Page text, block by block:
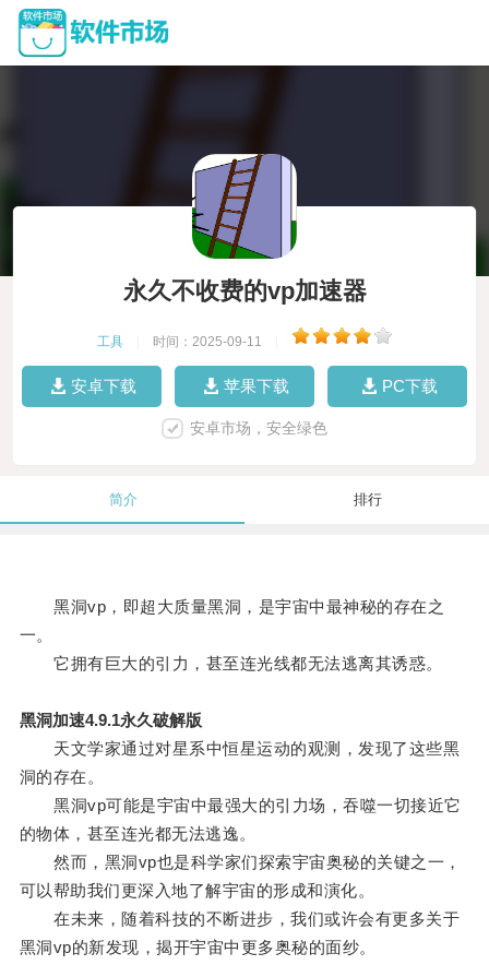
永久不收费的vp加速器
工具 时间：2025-09-11
安卓下载 苹果下载 PC下载
安卓市场，安全绿色
简介 排行
黑洞vp，即超大质量黑洞，是宇宙中最神秘的存在之
一。
它拥有巨大的引力，甚至连光线都无法逃离其诱惑。
黑洞加速4.9.1永久破解版
天文学家通过对星系中恒星运动的观测，发现了这些黑
洞的存在。
黑洞vp可能是宇宙中最强大的引力场，吞噬一切接近它
的物体，甚至连光都无法逃逸。
然而，黑洞vp也是科学家们探索宇宙奥秘的关键之一，
可以帮助我们更深入地了解宇宙的形成和演化。
在未来，随着科技的不断进步，我们或许会有更多关于
黑洞vp的新发现，揭开宇宙中更多奥秘的面纱。